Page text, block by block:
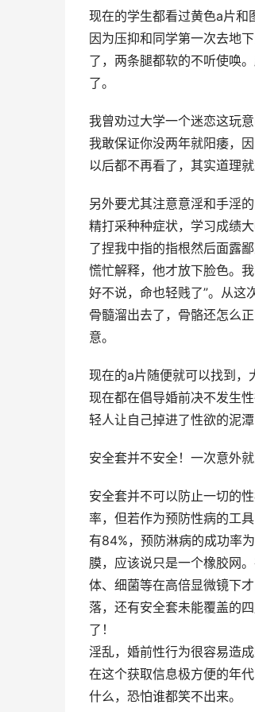
现在的学生都看过黄色a片和
因为压抑和同学第一次去地
了，两条腿都软的不听使唤
了。
我曾劝过大学一个迷恋这玩
我敢保证你没两年就阳痿，
以后都不再看了，其实道理就
另外要尤其注意意淫和手淫
精打采种种症状，学习成绩
了捏我中指的指根然后面露
慌忙解释，他才放下脸色。
好不说，命也轻贱了”。从这
骨髓溜出去了，骨骼还怎么
意。
现在的a片随便就可以找到，
现在都在倡导婚前决不发生
轻人让自己掉进了性欲的泥
安全套并不安全！一次意外就
安全套并不可以防止一切的
率，但若作为预防性病的工
有84%，预防淋病的成功率
膜，应该说只是一个橡胶网
体、细菌等在高倍显微镜下
落，还有安全套未能覆盖的
了！
淫乱，婚前性行为很容易造
在这个获取信息极方便的年
什么，恐怕谁都笑不出来。